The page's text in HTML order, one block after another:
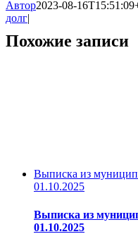
Автор2023-08-
долг|
Похожие записи
Выписка из
01.10.2025
Выписка из
01.10.2025